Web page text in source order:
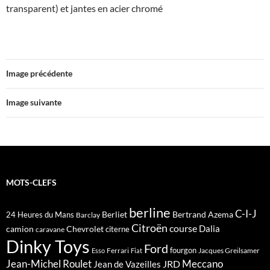
transparent) et jantes en acier chromé
Image précédente
Image suivante
MOTS-CLEFS
24 Heures du Mans Barclay Berliet berline Bertrand AzemaC-I-J
camion caravane ChevroletciterneCitroën course Dalia
Dinky Toys Esso Ferrari Fiat Ford fourgon Jacques Greilsamer
Jean-Michel Roulet Jean de Vazeilles JRD Meccano